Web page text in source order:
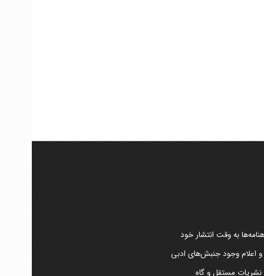
به وقت انتشار خود
و اعلام وجود جنبش‌های ادبی
نشریات مستقل و گاه